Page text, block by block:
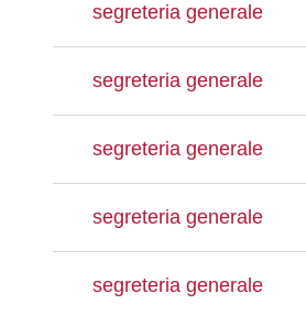
segreteria generale
segreteria generale
segreteria generale
segreteria generale
segreteria generale